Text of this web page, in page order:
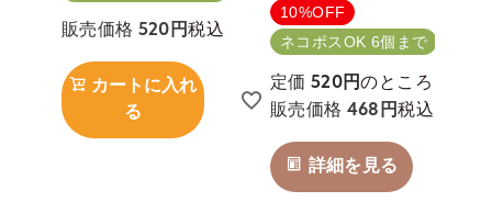
販売価格 520 税込
カートに入れ
る
10%OFF
ネコポスOK 6個まで
定価 520 のところ
販売価格 468 税込
詳細を見る